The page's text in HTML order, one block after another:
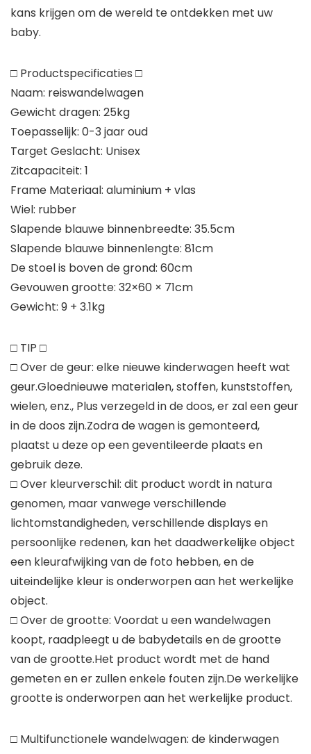
kans krijgen om de wereld te ontdekken met uw
baby.
□ Productspecificaties □
Naam: reiswandelwagen
Gewicht dragen: 25kg
Toepasselijk: 0-3 jaar oud
Target Geslacht: Unisex
Zitcapaciteit: 1
Frame Materiaal: aluminium + vlas
Wiel: rubber
Slapende blauwe binnenbreedte: 35.5cm
Slapende blauwe binnenlengte: 81cm
De stoel is boven de grond: 60cm
Gevouwen grootte: 32×60 × 71cm
Gewicht: 9 + 3.1kg
□ TIP □
□ Over de geur: elke nieuwe kinderwagen heeft wat
geur.Gloednieuwe materialen, stoffen, kunststoffen,
wielen, enz., Plus verzegeld in de doos, er zal een geur
in de doos zijn.Zodra de wagen is gemonteerd,
plaatst u deze op een geventileerde plaats en
gebruik deze.
□ Over kleurverschil: dit product wordt in natura
genomen, maar vanwege verschillende
lichtomstandigheden, verschillende displays en
persoonlijke redenen, kan het daadwerkelijke object
een kleurafwijking van de foto hebben, en de
uiteindelijke kleur is onderworpen aan het werkelijke
object.
□ Over de grootte: Voordat u een wandelwagen
koopt, raadpleegt u de babydetails en de grootte
van de grootte.Het product wordt met de hand
gemeten en er zullen enkele fouten zijn.De werkelijke
grootte is onderworpen aan het werkelijke product.
□ Multifunctionele wandelwagen: de kinderwagen